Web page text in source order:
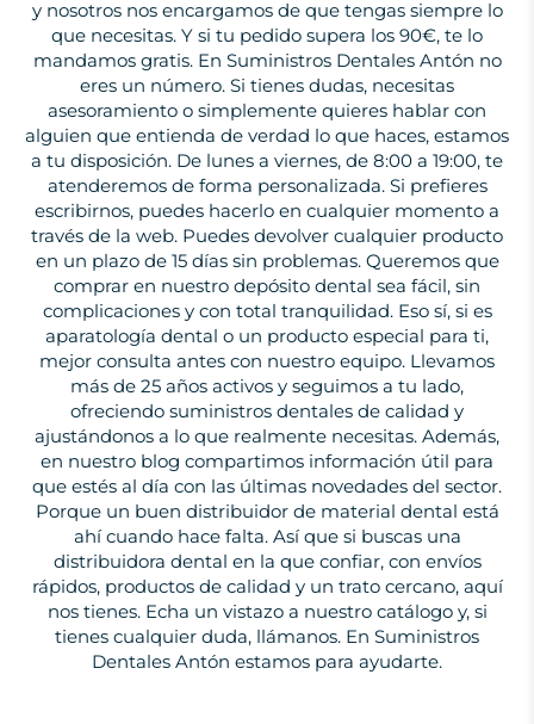
y nosotros nos encargamos de que tengas siempre lo
que necesitas. Y si tu pedido supera los 90€, te lo
mandamos gratis. En Suministros Dentales Antón no
eres un número. Si tienes dudas, necesitas
asesoramiento o simplemente quieres hablar con
alguien que entienda de verdad lo que haces, estamos
a tu disposición. De lunes a viernes, de 8:00 a 19:00, te
atenderemos de forma personalizada. Si prefieres
escribirnos, puedes hacerlo en cualquier momento a
través de la web. Puedes devolver cualquier producto
en un plazo de 15 días sin problemas. Queremos que
comprar en nuestro depósito dental sea fácil, sin
complicaciones y con total tranquilidad. Eso sí, si es
aparatología dental o un producto especial para ti,
mejor consulta antes con nuestro equipo. Llevamos
más de 25 años activos y seguimos a tu lado,
ofreciendo suministros dentales de calidad y
ajustándonos a lo que realmente necesitas. Además,
en nuestro blog compartimos información útil para
que estés al día con las últimas novedades del sector.
Porque un buen distribuidor de material dental está
ahí cuando hace falta. Así que si buscas una
distribuidora dental en la que confiar, con envíos
rápidos, productos de calidad y un trato cercano, aquí
nos tienes. Echa un vistazo a nuestro catálogo y, si
tienes cualquier duda, llámanos. En Suministros
Dentales Antón estamos para ayudarte.